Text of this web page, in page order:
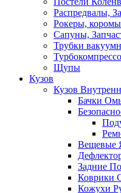
Распредвалы,
Рокеры,
Сапуны,
Трубки
Щупы
Кузов
Кузов
Бачки
Вещевые
Задние
Коврики
Кожухи